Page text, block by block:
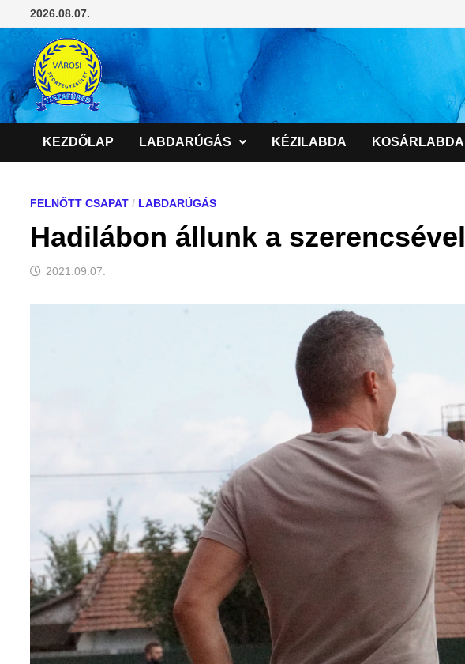
to
2026.08.07.
KEZDŐLAP LABDARÚGÁS KÉZILABDA KOSÁRLABDA
FELNŐTT CSAPAT / LABDARÚGÁS
Hadilábon állunk a szerencsével
2021.09.07.